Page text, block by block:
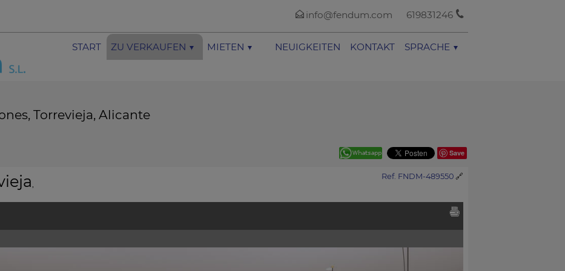
619831246
info@fendum.com
START ZU VERKAUFEN MIETEN NEUIGKEITEN KONTAKT SPRACHE
Torrevieja, Alicante
Save
Ref. FNDM-489550 🔗
,